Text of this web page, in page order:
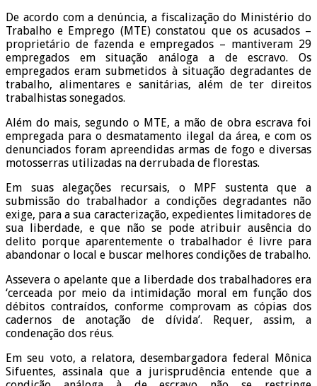
De acordo com a denúncia, a fiscalização do Ministério do
Trabalho e Emprego (MTE) constatou que os acusados –
proprietário de fazenda e empregados – mantiveram 29
empregados em situação análoga a de escravo. Os
empregados eram submetidos à situação degradantes de
trabalho, alimentares e sanitárias, além de ter direitos
trabalhistas sonegados.
Além do mais, segundo o MTE, a mão de obra escrava foi
empregada para o desmatamento ilegal da área, e com os
denunciados foram apreendidas armas de fogo e diversas
motosserras utilizadas na derrubada de florestas.
Em suas alegações recursais, o MPF sustenta que a
submissão do trabalhador a condições degradantes não
exige, para a sua caracterização, expedientes limitadores de
sua liberdade, e que não se pode atribuir ausência do
delito porque aparentemente o trabalhador é livre para
abandonar o local e buscar melhores condições de trabalho.
Assevera o apelante que a liberdade dos trabalhadores era
‘cerceada por meio da intimidação moral em função dos
débitos contraídos, conforme comprovam as cópias dos
cadernos de anotação de dívida’. Requer, assim, a
condenação dos réus.
Em seu voto, a relatora, desembargadora federal Mônica
Sifuentes, assinala que a jurisprudência entende que a